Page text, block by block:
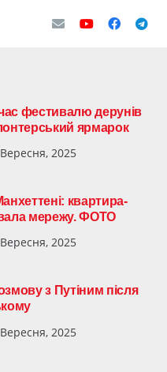
фестивалю дерунів
ярмарок
2025
квартира-
мережу. ФОТО
2025
з Путіним після
2025